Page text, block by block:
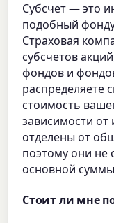
Субсчет — это
подобный
Страховая
субсчетов
фондов и
распределяете
стоимость
зависимости от
отделены от
поэтому они не
основной
Стоит ли мне